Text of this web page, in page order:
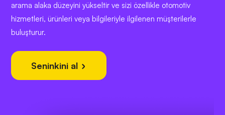
arama alaka düzeyini yükseltir ve sizi özellikle otomotiv
hizmetleri, ürünleri veya bilgileriyle ilgilenen müşterilerle
buluşturur.
Seninkini al